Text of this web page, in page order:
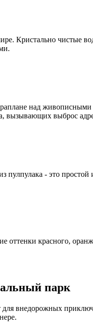
Кристально чистые
над
вызывающих выброс
- это
красного,
парк
внедорожных